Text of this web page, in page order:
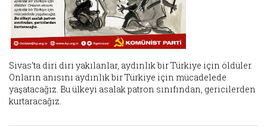
Sivas’ta diri diri yakılanlar, aydınlık bir Türkiye için öldüler.
Onların anısını aydınlık bir Türkiye için mücadelede
yaşatacağız. Bu ülkeyi asalak patron sınıfından, gericilerden
kurtaracağız.